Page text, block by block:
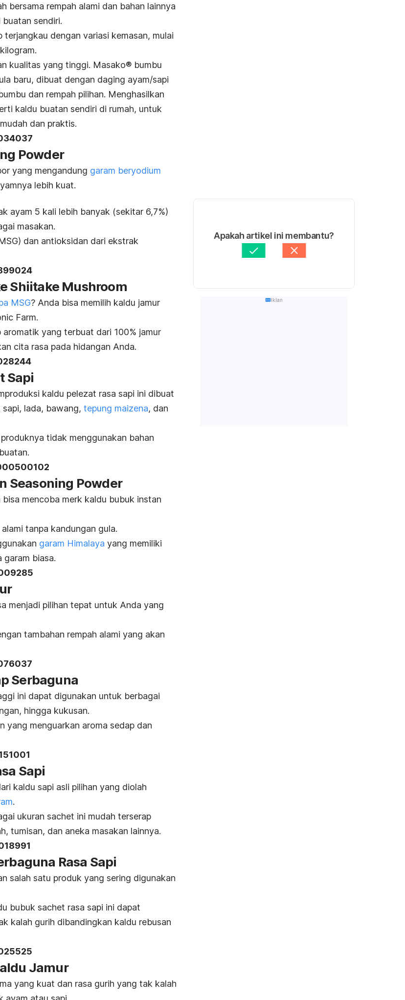
bersama rempah alami dan bahan lainnya
sendiri.
dengan variasi kemasan, mulai
kualitas yang tinggi. Masako® bumbu
baru, dibuat dengan daging ayam/sapi
dan rempah pilihan. Menghasilkan
kaldu buatan sendiri di rumah, untuk
dan praktis.
Powder
yang mengandung garam beryodium
lebih kuat.
ayam 5 kali lebih banyak (sekitar 6,7%)
masakan.
dan antioksidan dari ekstrak
Shiitake Mushroom
MSG? Anda bisa memilih kaldu jamur
Farm.
yang terbuat dari 100% jamur
cita rasa pada hidangan Anda.
Sapi
kaldu pelezat rasa sapi ini dibuat
lada, bawang, tepung maizena, dan
tidak menggunakan bahan
Seasoning Powder
mencoba merk kaldu bubuk instan
tanpa kandungan gula.
garam Himalaya yang memiliki
garam biasa.
menjadi pilihan tepat untuk Anda yang
tambahan rempah alami yang akan
Serbaguna
ini dapat digunakan untuk berbagai
hingga kukusan.
yang menguarkan aroma sedap dan
Sapi
kaldu sapi asli pilihan yang diolah
.
ukuran sachet ini mudah terserap
tumisan, dan aneka masakan lainnya.
Rasa Sapi
salah satu produk yang sering digunakan
bubuk sachet rasa sapi ini dapat
kalah gurih dibandingkan kaldu rebusan
Jamur
yang kuat dan rasa gurih yang tak kalah
Apakah artikel ini membantu?
Iklan